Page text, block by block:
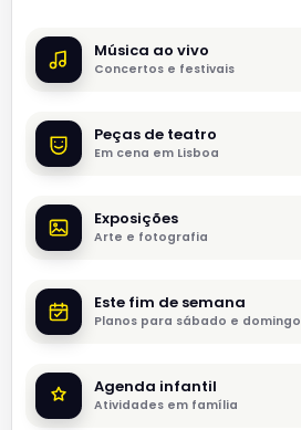
Música ao vivo
Concertos e festivais
Peças de teatro
Em cena em Lisboa
Exposições
Arte e fotografia
Este fim de semana
Planos para sábado e domingo
Agenda infantil
Atividades em família